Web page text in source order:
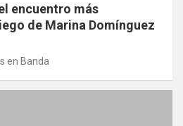
encuentro más
de Marina Domínguez
en Banda